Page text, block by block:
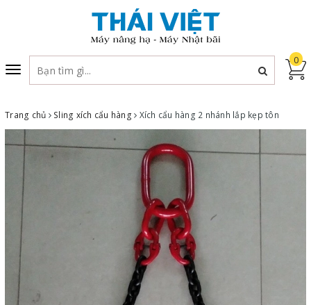
Toggle
navigation
0
Trang chủ Sling xích cẩu hàng Xích cẩu hàng 2 nhánh lắp kẹp tôn